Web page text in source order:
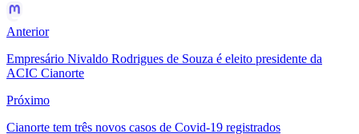
Anterior
Empresário Nivaldo Rodrigues de Souza é eleito presidente da
ACIC Cianorte
Próximo
Cianorte tem três novos casos de Covid-19 registrados